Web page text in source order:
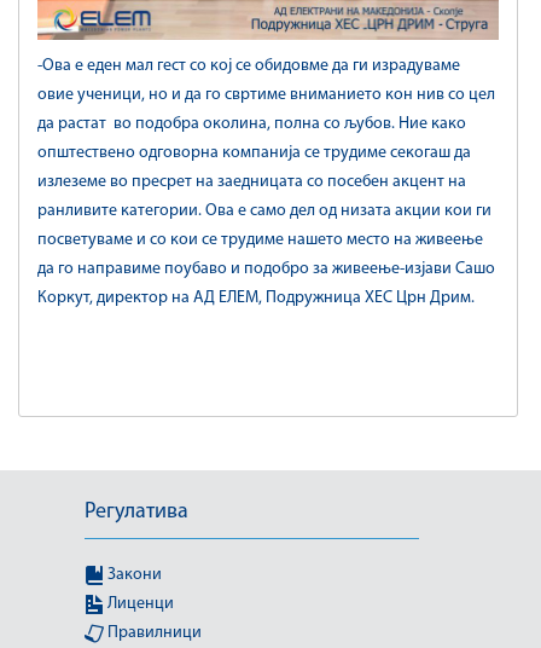
-Ова е еден мал гест со кој се обидовме да ги израдуваме
овие ученици, но и да го свртиме вниманието кон нив со цел
да растат во подобра околина, полна со љубов. Ние како
општествено одговорна компанија се трудиме секогаш да
излеземе во пресрет на заедницата со посебен акцент на
ранливите категории. Ова е само дел од низата акции кои ги
посветуваме и со кои се трудиме нашето место на живеење
да го направиме поубаво и подобро за живеење-изјави Сашо
Коркут, директор на АД ЕЛЕМ, Подружница ХЕС Црн Дрим.
Регулатива
Закони
Лиценци
Правилници